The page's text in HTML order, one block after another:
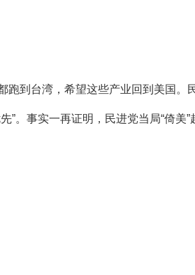
到台湾，希望这些产业回到美国。
事实一再证明，民进党当局“倚美”